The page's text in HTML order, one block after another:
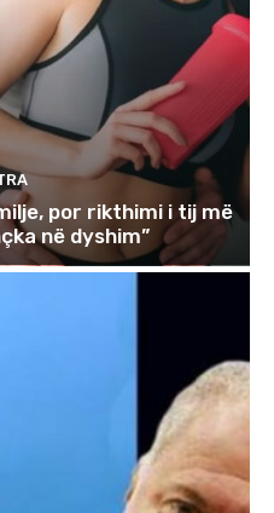
por rikthimi i tij më
në dyshim”